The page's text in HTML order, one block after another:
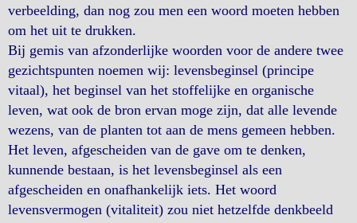
verbeelding, dan nog zou men een woord moeten hebben
om het uit te drukken.
Bij gemis van afzonderlijke woorden voor de andere twee
gezichtspunten noemen wij: levensbeginsel (principe
vitaal), het beginsel van het stoffelijke en organische
leven, wat ook de bron ervan moge zijn, dat alle levende
wezens, van de planten tot aan de mens gemeen hebben.
Het leven, afgescheiden van de gave om te denken,
kunnende bestaan, is het levensbeginsel als een
afgescheiden en onafhankelijk iets. Het woord
levensvermogen (vitaliteit) zou niet hetzelfde denkbeeld